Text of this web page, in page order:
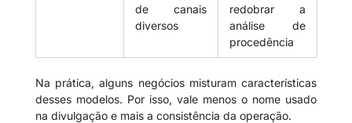
de canais
diversos
redobrar a
análise de
procedência
Na prática, alguns negócios misturam características
desses modelos. Por isso, vale menos o nome usado
na divulgação e mais a consistência da operação.